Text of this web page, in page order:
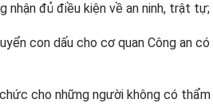
nhận đủ điều kiện về an ninh, trật tự;
con dấu cho cơ quan Công an
cho những người không có thẩm